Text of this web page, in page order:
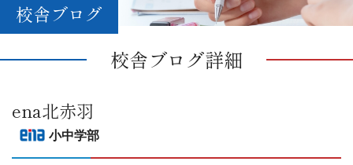
校舎ブログ
校舎ブログ詳細
ena北赤羽
小中学部